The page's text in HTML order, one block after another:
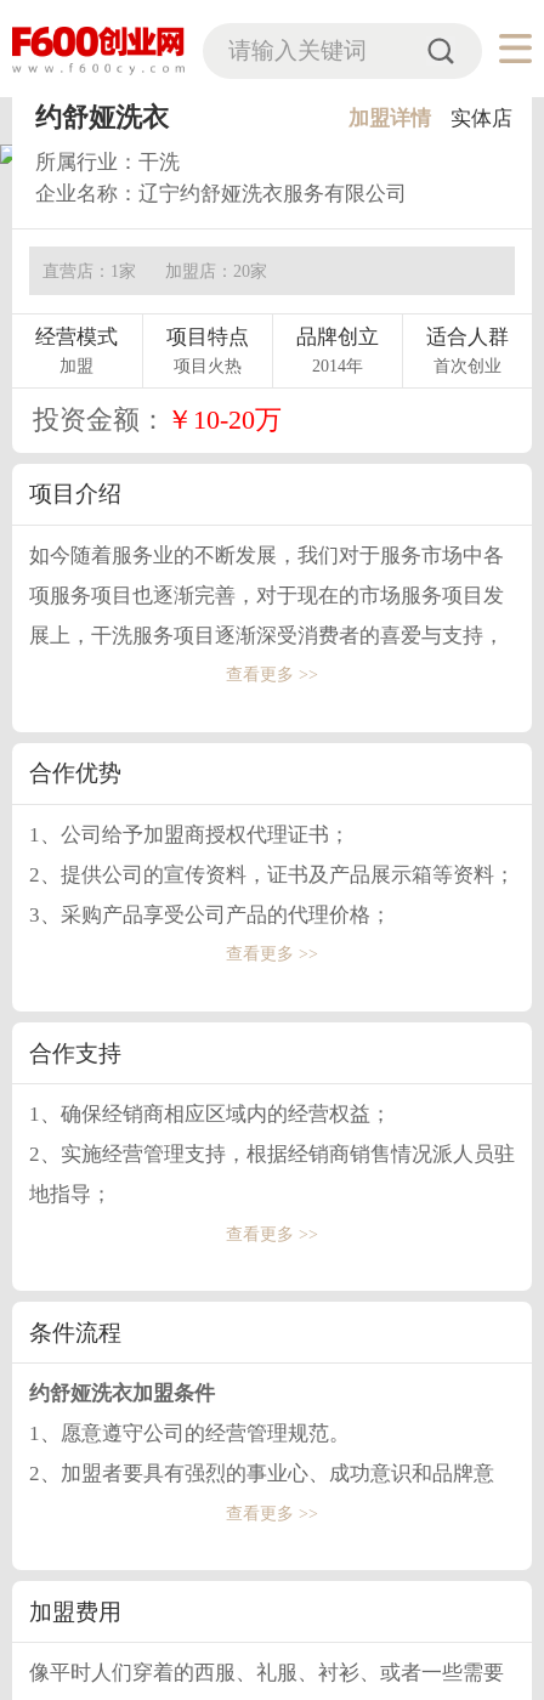
当前位置：首页>项目列表>
约舒娅洗衣 加盟详情
实体店
所属行业：干洗
企业名称：辽宁约舒娅洗衣服务有限公司
直营店：1家 加盟店：20家
经营模式
加盟
项目特点
项目火热
品牌创立
2014年
适合人群
首次创业
投资金额： ￥10-20万
项目介绍
如今随着服务业的不断发展，我们对于服务市场中各
项服务项目也逐渐完善，对于现在的市场服务项目发
展上，干洗服务项目逐渐深受消费者的喜爱与支持，
其中约舒娅洗衣就有着很好的发展和选择。约舒娅洗
富的产品清洁服务，其中约舒娅洗衣在对于清洗上服
和成熟化，带来了完善的干洗服务，所以如今约舒娅
洗衣在发展市场上取得了不错的成绩，也让很多的创
业者看到了干洗市场的发展空间。
查看更多 >>
合作优势
1、公司给予加盟商授权代理证书；
2、提供公司的宣传资料，证书及产品展示箱等资料；
3、采购产品享受公司产品的代理价格；
4、享受该城市代理的市场保护政策，协调代理商跨地
查看更多 >>
合作支持
1、确保经销商相应区域内的经营权益；
2、实施经营管理支持，根据经销商销售情况派人员驻
地指导；
3、严格控制价格的波动，并给予相应的政策，充分保
和拉动市场销售，提供终端物料及宣传促销用品的支
持；
6、提供信息支持，使经销商融入公司经营中，充分了
解来自公司的行销计划，产品的发展、以及行业市场
查看更多 >>
条件流程
约舒娅洗衣加盟条件
1、愿意遵守公司的经营管理规范。
2、加盟者要具有强烈的事业心、成功意识和品牌意
约舒娅干洗加盟流程
查看更多 >>
加盟费用
像平时人们穿着的西服、礼服、衬衫、或者一些需要